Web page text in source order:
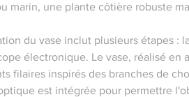
marin, une plante côtière robuste
du vase inclut plusieurs étapes
électronique. Le vase, réalisé
filaires inspirés des branches de
est intégrée pour permettre